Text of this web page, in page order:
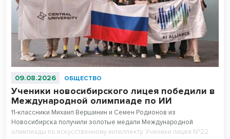
09.08.2026 ОБЩЕСТВО
Ученики новосибирского лицея победили в
Международной олимпиаде по ИИ
11-классники Михаил Вершинин и Семен Родионов из
Новосибирска получили золотые медали Международной
олимпиады по искусственному интеллекту. Ученики лицея №22